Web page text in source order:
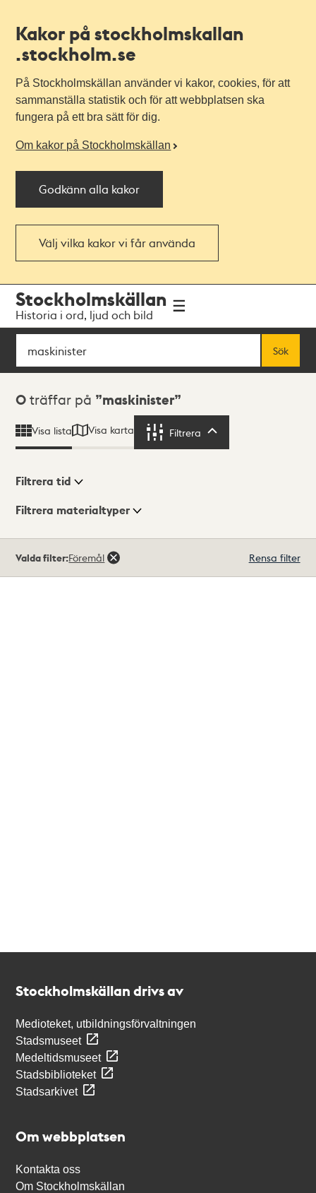
Kakor på stockholmskallan
.stockholm.se
På Stockholmskällan använder vi kakor, cookies, för att
sammanställa statistik och för att webbplatsen ska
fungera på ett bra sätt för dig.
Om kakor på Stockholmskällan
Godkänn alla kakor
Välj vilka kakor vi får använda
navigationen
huvudinnehållet
Stockholmskällan
Historia i ord, ljud och bild
Sök
Sök
Sökresultat
0 träffar på maskinister
Visa lista Visa karta Filtrera
Visningsläge
Filtrera tid
Filtrera materialtyper
träffar
Valda filter:Föremål Rensa filter
Stockholmskällan drivs av
Medioteket, utbildningsförvaltningen
Stadsmuseet
Medeltidsmuseet
Stadsbiblioteket
Stadsarkivet
Om webbplatsen
Kontakta oss
Om Stockholmskällan